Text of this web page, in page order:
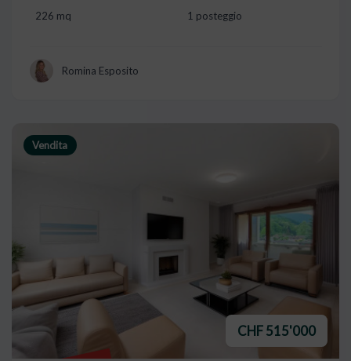
226 mq 1 posteggio
Romina Esposito
Vendita
CHF 515'000